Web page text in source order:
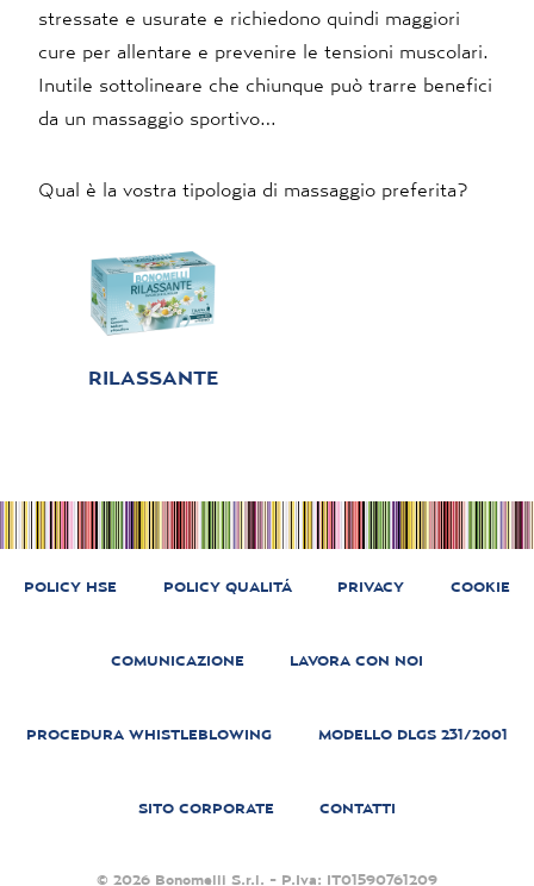
stressate e usurate e richiedono quindi maggiori
cure per allentare e prevenire le tensioni muscolari.
Inutile sottolineare che chiunque può trarre benefici
da un massaggio sportivo…
Qual è la vostra tipologia di massaggio preferita?
RILASSANTE
POLICY HSE POLICY QUALITÁ PRIVACY COOKIE
COMUNICAZIONE LAVORA CON NOI
PROCEDURA WHISTLEBLOWING MODELLO DLGS 231/2001
SITO CORPORATE CONTATTI
© 2026 Bonomelli S.r.l. - P.Iva: IT01590761209